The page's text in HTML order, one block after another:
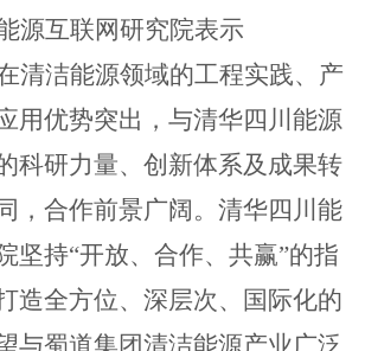
源互联网研究院表示
清洁能源领域的工程实践、产
用优势突出 ，与清华四川能源
科研力量、创新体系及成果转
，合作前景广阔。 清华四川能
坚持“开放、合作、共赢”的指
造全方位、深层次、国际化的
与蜀道集团清洁能源产业广泛